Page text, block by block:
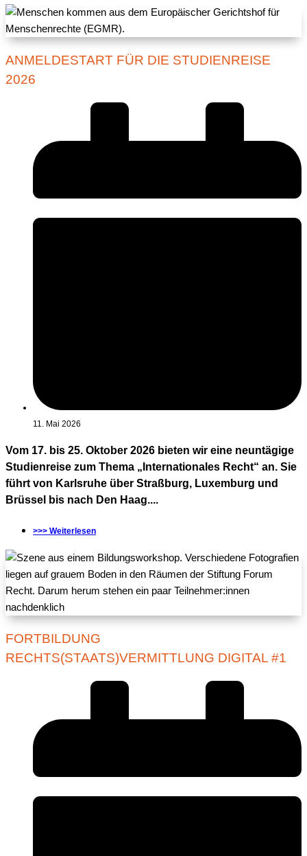
ANMELDESTART FÜR DIE STUDIENREISE
2026
11. Mai 2026
Vom 17. bis 25. Oktober 2026 bieten wir eine neuntägige
Studienreise zum Thema „Internationales Recht“ an. Sie
führt von Karlsruhe über Straßburg, Luxemburg und
Brüssel bis nach Den Haag....
>>> Weiterlesen
FORTBILDUNG
RECHTS(STAATS)VERMITTLUNG DIGITAL #1